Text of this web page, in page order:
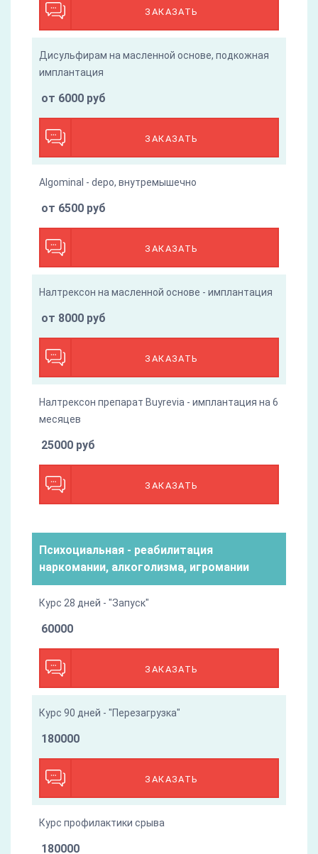
ЗАКАЗАТЬ
Дисульфирам на масленной основе, подкожная
имплантация
ЗАКАЗАТЬ
от 6000 руб
Algominal - depo, внутремышечно
ЗАКАЗАТЬ
от 6500 руб
Налтрексон на масленной основе - имплантация
ЗАКАЗАТЬ
от 8000 руб
Налтрексон препарат Buyrevia - имплантация на 6
месяцев
ЗАКАЗАТЬ
25000 руб
Психоциальная - реабилитация
наркомании, алкоголизма, игромании
Курс 28 дней - "Запуск"
ЗАКАЗАТЬ
60000
Курс 90 дней - "Перезагрузка"
ЗАКАЗАТЬ
180000
Курс профилактики срыва
180000